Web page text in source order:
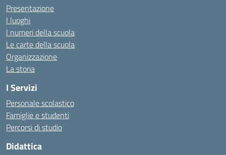
Presentazione
I luoghi
I numeri della scuola
Le carte della scuola
Organizzazione
La storia
I Servizi
Personale scolastico
Famiglie e studenti
Percorsi di studio
Didattica